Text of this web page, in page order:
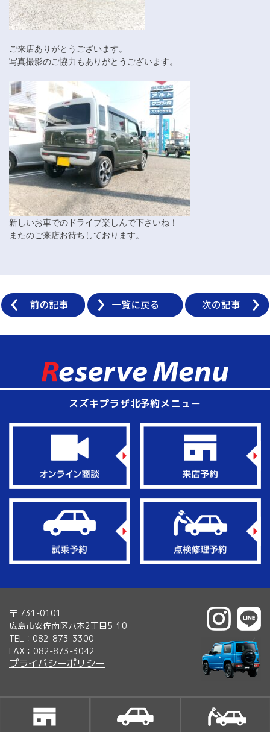
ご来店ありがとうございます。
写真撮影のご協力もありがとうございます。
新しいお車でのドライブ楽しんで下さいね！
またのご来店お待ちしております。
スズキプラザ北予約メニュー
〒 731-0101
広島市安佐南区八木2丁目5-10
TEL：082-873-3300
FAX：082-873-3042
プライバシーポリシー